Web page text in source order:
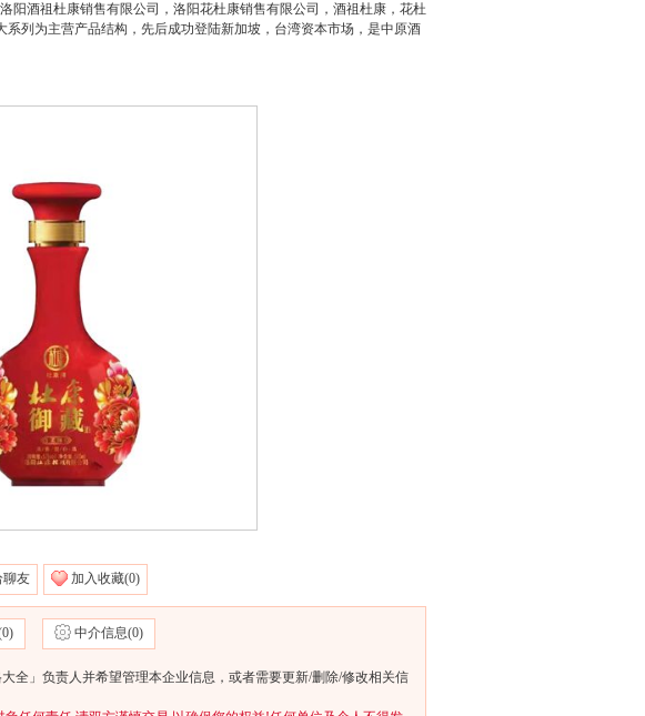
阳酒祖杜康销售有限公司，洛阳花杜康销售有限公司，酒祖杜康，花杜
列为主营产品结构，先后成功登陆新加坡，台湾资本市场，是中原酒
聊友 加入收藏(0)
0) 中介信息(0)
全」负责人并希望管理本企业信息，或者需要更新/删除/修改相关信